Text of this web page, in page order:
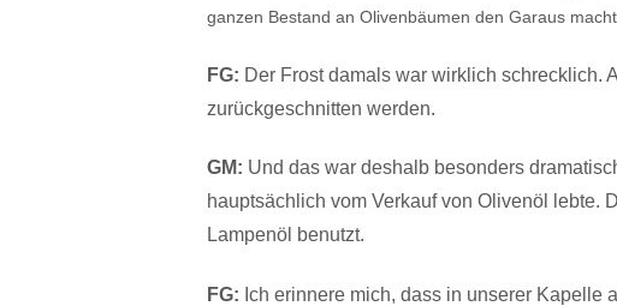
ganzen Bestand an Olivenbäumen den Garaus
FG: Der Frost damals war wirklich schrecklich.
zurückgeschnitten werden.
GM: Und das war deshalb besonders
hauptsächlich vom Verkauf von Olivenöl lebte.
Lampenöl benutzt.
FG: Ich erinnere mich, dass in unserer Kapelle